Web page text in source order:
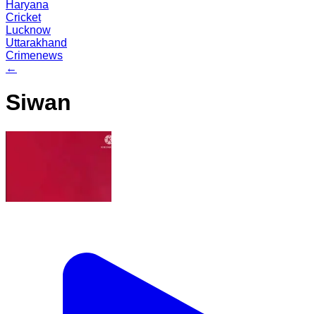
Haryana
Cricket
Lucknow
Uttarakhand
Crimenews
←
Siwan